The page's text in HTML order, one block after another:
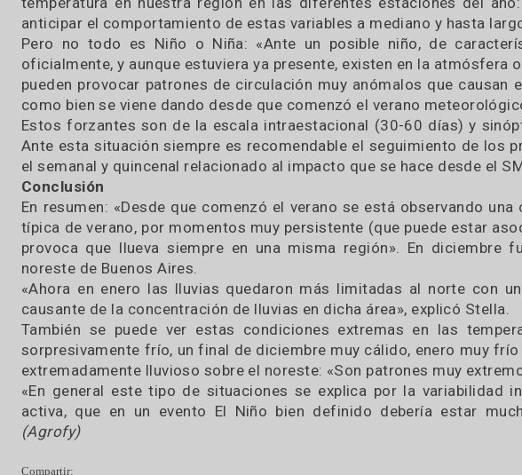
«En nuestros pronósticos climáticos trimestrales ya se
localmente importantes, que se vienen dando inclusive
Stella del Departamento de Climatología del SMN.
Esta estimación se basa en un análisis estadístico tomando el
definir las fases cálidas, frías o neutrales y luego
temperatura en nuestra región en las diferentes estaciones
anticipar el comportamiento de estas variables a mediano y
Pero no todo es Niño o Niña: «Ante un posible niño, de
oficialmente, y aunque estuviera ya presente, existen en la
pueden provocar patrones de circulación muy anómalos que
como bien se viene dando desde que comenzó el verano
Estos forzantes son de la escala intraestacional (30-60 días)
Ante esta situación siempre es recomendable el seguimiento
el semanal y quincenal relacionado al impacto que se hace
Conclusión
En resumen: «Desde que comenzó el verano se está
típica de verano, por momentos muy persistente (que puede
provoca que llueva siempre en una misma región». En
noreste de Buenos Aires.
«Ahora en enero las lluvias quedaron más limitadas al
causante de la concentración de lluvias en dicha área», explicó